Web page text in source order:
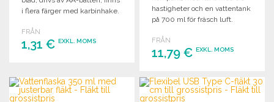
i flera färger med karbinhake.
FRÅN
1,31 € EXKL. MOMS
Begär offert
hastigheter och en vattentank
på 700 ml för fräsch luft.
FRÅN
11,79 €EXKL. MOMS
BESTÄLL
Begär offert